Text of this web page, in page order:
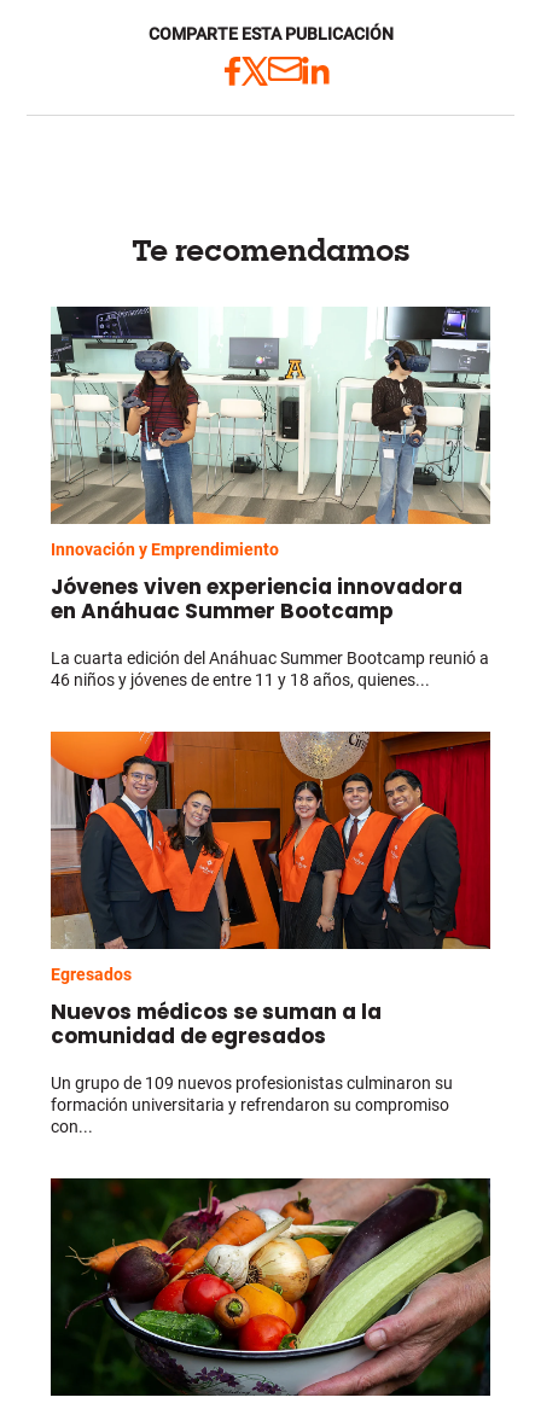
COMPARTE ESTA PUBLICACIÓN
Te recomendamos
Innovación y Emprendimiento
Jóvenes viven experiencia innovadora
en Anáhuac Summer Bootcamp
La cuarta edición del Anáhuac Summer Bootcamp reunió a
46 niños y jóvenes de entre 11 y 18 años, quienes...
Egresados
Nuevos médicos se suman a la
comunidad de egresados
Un grupo de 109 nuevos profesionistas culminaron su
formación universitaria y refrendaron su compromiso
con...